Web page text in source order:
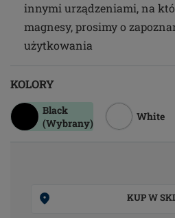
innymi urządzeniami, na
magnesy, prosimy o
użytkowania
KOLORY
Black
(Wybrany)
White
KUP W